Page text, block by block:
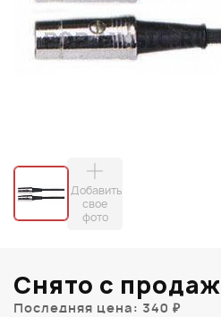
Добавить
свое
фото
Снято с продаж
Последняя цена: 340 ₽